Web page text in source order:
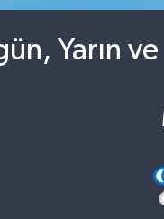
Yarın